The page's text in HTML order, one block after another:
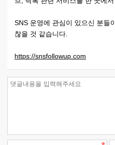
SNS 운영에 관심이 있으신 분들
찮을 것 같습니다.
https://snsfollowup.com